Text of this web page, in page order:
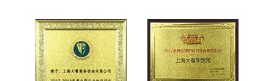
2026-07-27在线一对一外教网课怎么选？价格如何？——从踩坑到稳定的真实经历
2026-07-24一对一外教课怎么选？大嘴外教高性价比外教提升英语口语
2026-08-07暑假英语别只顾刷题，真正决定开学成绩的，是这种坚持！